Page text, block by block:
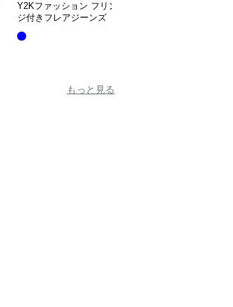
Y2Kファッション フリン
ジ付きフレアジーンズ
もっと見る